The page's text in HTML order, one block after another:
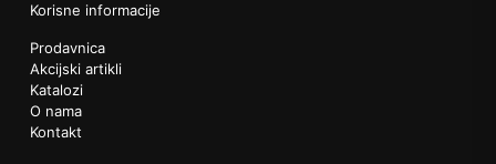
Korisne informacije
Prodavnica
Akcijski artikli
Katalozi
O nama
Kontakt